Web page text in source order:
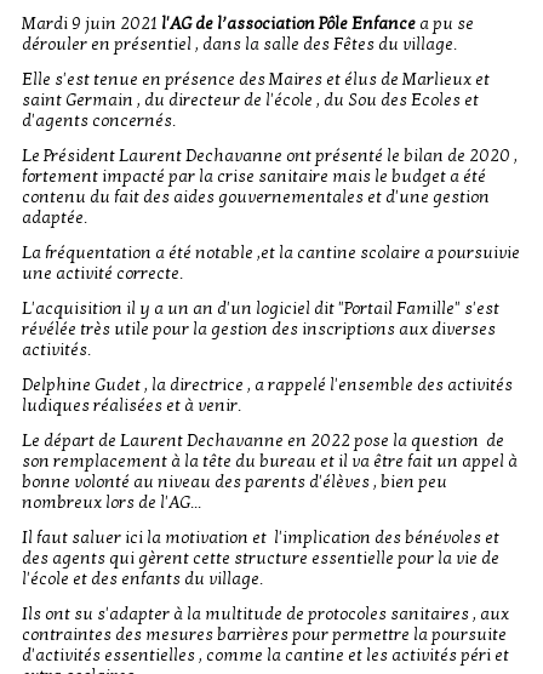
Mardi 9 juin 2021 l'AG de l’association Pôle Enfance a pu se
dérouler en présentiel , dans la salle des Fêtes du village.
Elle s'est tenue en présence des Maires et élus de Marlieux et
saint Germain , du directeur de l'école , du Sou des Ecoles et
d'agents concernés.
Le Président Laurent Dechavanne ont présenté le bilan de 2020 ,
fortement impacté par la crise sanitaire mais le budget a été
contenu du fait des aides gouvernementales et d'une gestion
adaptée.
La fréquentation a été notable ,et la cantine scolaire a poursuivie
une activité correcte.
L'acquisition il y a un an d'un logiciel dit "Portail Famille" s'est
révélée très utile pour la gestion des inscriptions aux diverses
activités.
Delphine Gudet , la directrice , a rappelé l'ensemble des activités
ludiques réalisées et à venir.
Le départ de Laurent Dechavanne en 2022 pose la question de
son remplacement à la tête du bureau et il va être fait un appel à
bonne volonté au niveau des parents d'élèves , bien peu
nombreux lors de l'AG...
Il faut saluer ici la motivation et l'implication des bénévoles et
des agents qui gèrent cette structure essentielle pour la vie de
l'école et des enfants du village.
Ils ont su s'adapter à la multitude de protocoles sanitaires , aux
contraintes des mesures barrières pour permettre la poursuite
d'activités essentielles , comme la cantine et les activités péri et